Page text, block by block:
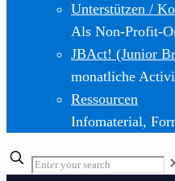
Unterstützen /
Als Non-Profit-
JBAct! (Junior
monatliche
Ressourcen
Infomaterial,